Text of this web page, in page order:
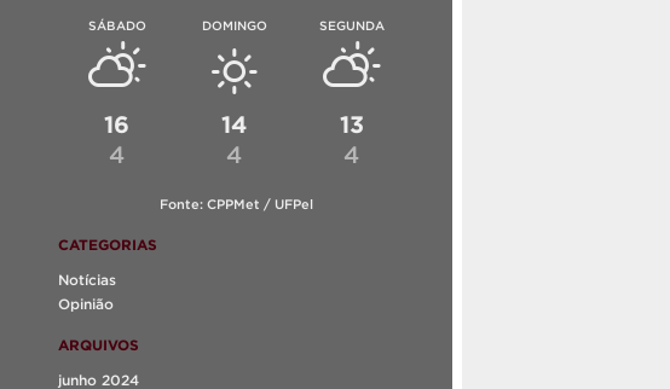
SÁBADO
16
4
DOMINGO
14
4
SEGUNDA
13
4
Fonte: CPPMet / UFPel
CATEGORIAS
Notícias
Opinião
ARQUIVOS
junho 2024